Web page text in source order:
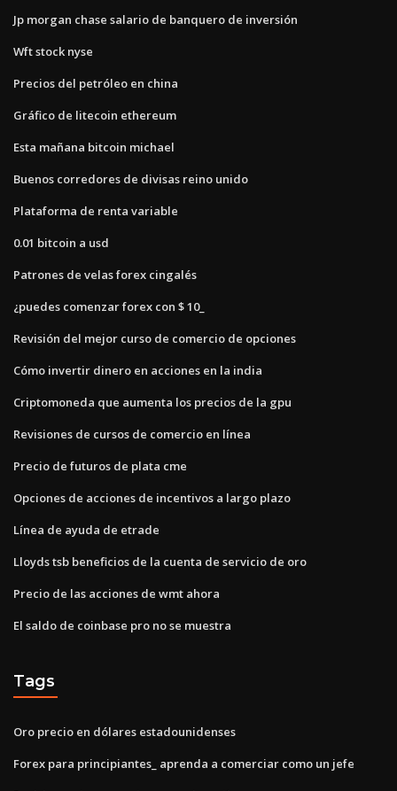
Jp morgan chase salario de banquero de inversión
Wft stock nyse
Precios del petróleo en china
Gráfico de litecoin ethereum
Esta mañana bitcoin michael
Buenos corredores de divisas reino unido
Plataforma de renta variable
0.01 bitcoin a usd
Patrones de velas forex cingalés
¿puedes comenzar forex con $ 10_
Revisión del mejor curso de comercio de opciones
Cómo invertir dinero en acciones en la india
Criptomoneda que aumenta los precios de la gpu
Revisiones de cursos de comercio en línea
Precio de futuros de plata cme
Opciones de acciones de incentivos a largo plazo
Línea de ayuda de etrade
Lloyds tsb beneficios de la cuenta de servicio de oro
Precio de las acciones de wmt ahora
El saldo de coinbase pro no se muestra
Tags
Oro precio en dólares estadounidenses
Forex para principiantes_ aprenda a comerciar como un jefe